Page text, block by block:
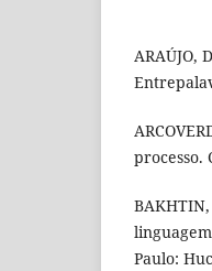
ARAÚJO,
processo.
Paulo: